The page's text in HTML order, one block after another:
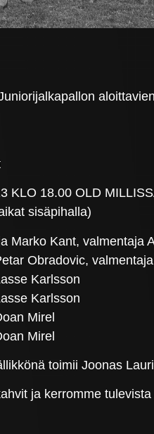
KLO 18.00 OLD
sisäpihalla)
Marko Kant, valmentaja
Obradovic,
Karlsson
Karlsson
Mirel
Mirel
toimii Joonas
ja kerromme